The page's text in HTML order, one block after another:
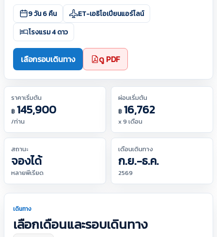
9 วัน 6 คืน
ET-เอธิโอเปียนแอร์ไลน์
โรงแรม 4 ดาว
เลือกรอบเดินทาง ดู PDF
ราคาเริ่มต้น
฿ 145,900
/ท่าน
ผ่อนเริ่มต้น
฿ 16,762
x 9 เดือน
สถานะ
จองได้
หลายพีเรียด
เดือนเดินทาง
ก.ย.-ธ.ค.
2569
เดินทาง
เลือกเดือนและรอบเดินทาง